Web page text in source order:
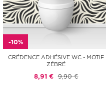
-10%
CRÉDENCE ADHÉSIVE WC - MOTIF
ZÉBRÉ
8,91 € 9,90 €